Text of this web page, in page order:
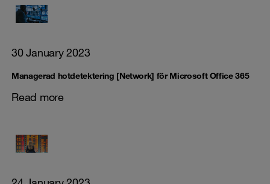
30 January 2023
Managerad hotdetektering [Network] för Microsoft Office 365
Read more